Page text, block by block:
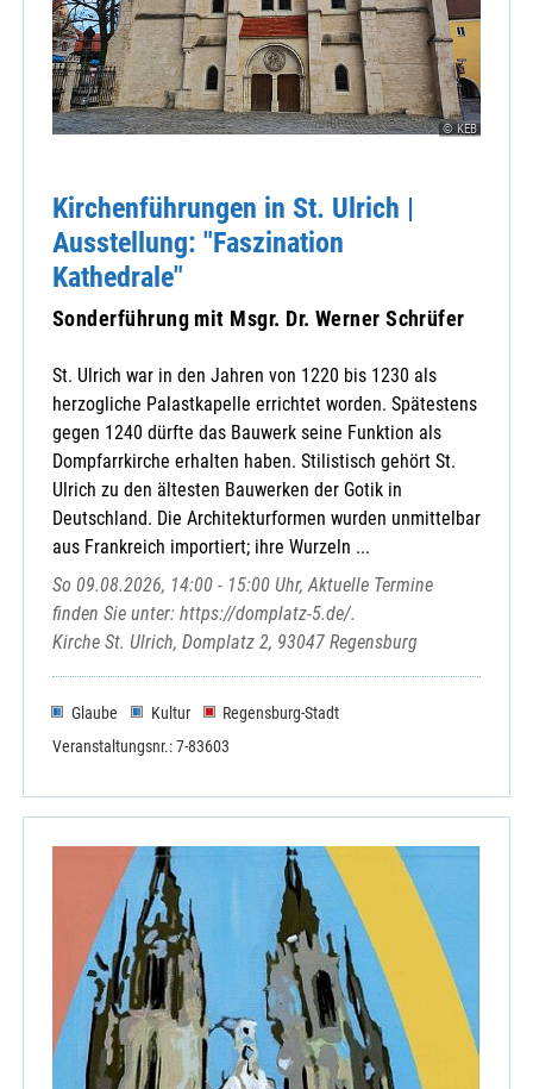
© KEB
Kirchenführungen in St. Ulrich |
Ausstellung: "Faszination
Kathedrale"
Sonderführung mit Msgr. Dr. Werner Schrüfer
St. Ulrich war in den Jahren von 1220 bis 1230 als
herzogliche Palastkapelle errichtet worden. Spätestens
gegen 1240 dürfte das Bauwerk seine Funktion als
Dompfarrkirche erhalten haben. Stilistisch gehört St.
Ulrich zu den ältesten Bauwerken der Gotik in
Deutschland. Die Architekturformen wurden unmittelbar
aus Frankreich importiert; ihre Wurzeln ...
So 09.08.2026, 14:00 - 15:00 Uhr, Aktuelle Termine
finden Sie unter: https://domplatz-5.de/.
Kirche St. Ulrich, Domplatz 2, 93047 Regensburg
Glaube Kultur
Regensburg-Stadt
Veranstaltungsnr.: 7-83603